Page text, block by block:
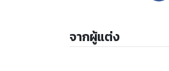
จากผู้แต่ง